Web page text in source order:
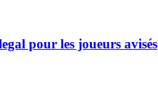
pour les joueurs avisés